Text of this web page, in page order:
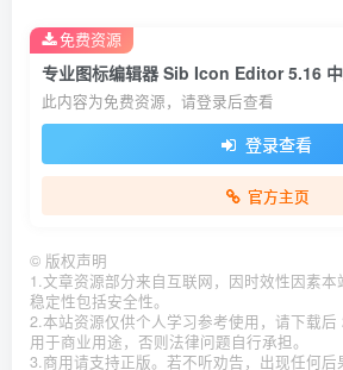
专业图标编辑器 Sib Icon Editor 5.16
此内容为免费资源，请登录后查看
登录查看
官方主页
免费资源
© 版权声明
1.文章资源部分来自互联网，因时效性因素
稳定性包括安全性。
2.本站资源仅供个人学习参考使用，请下载
用于商业用途，否则法律问题自行承担。
3.商用请支持正版。若不听劝告，出现任何后